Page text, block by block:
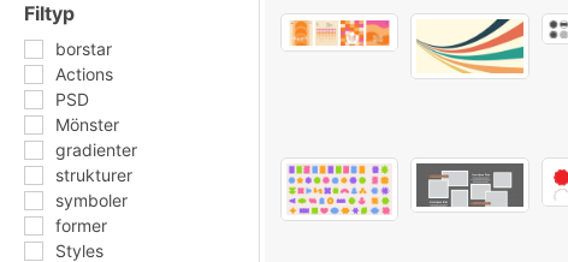
Filtyp
borstar
Actions
PSD
Mönster
gradienter
strukturer
symboler
former
Styles